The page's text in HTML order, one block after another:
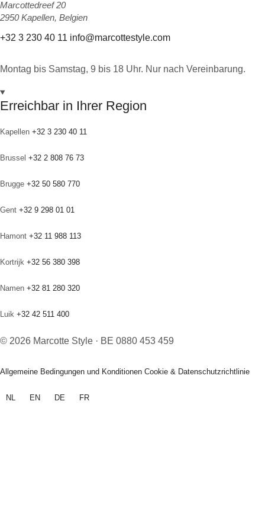
Marcottedreef 20
2950 Kapellen, Belgien
+32 3 230 40 11 info@marcottestyle.com
Montag bis Samstag, 9 bis 18 Uhr. Nur nach Vereinbarung.
Erreichbar in Ihrer Region
Kapellen +32 3 230 40 11
Brussel +32 2 808 76 73
Brugge +32 50 580 770
Gent +32 9 298 01 01
Hamont +32 11 988 113
Kortrijk +32 56 380 398
Namen +32 81 280 320
Luik +32 42 511 400
© 2026 Marcotte Style · BE 0880 453 459
Allgemeine Bedingungen und Konditionen Cookie & Datenschutzrichtlinie
NL EN DE FR